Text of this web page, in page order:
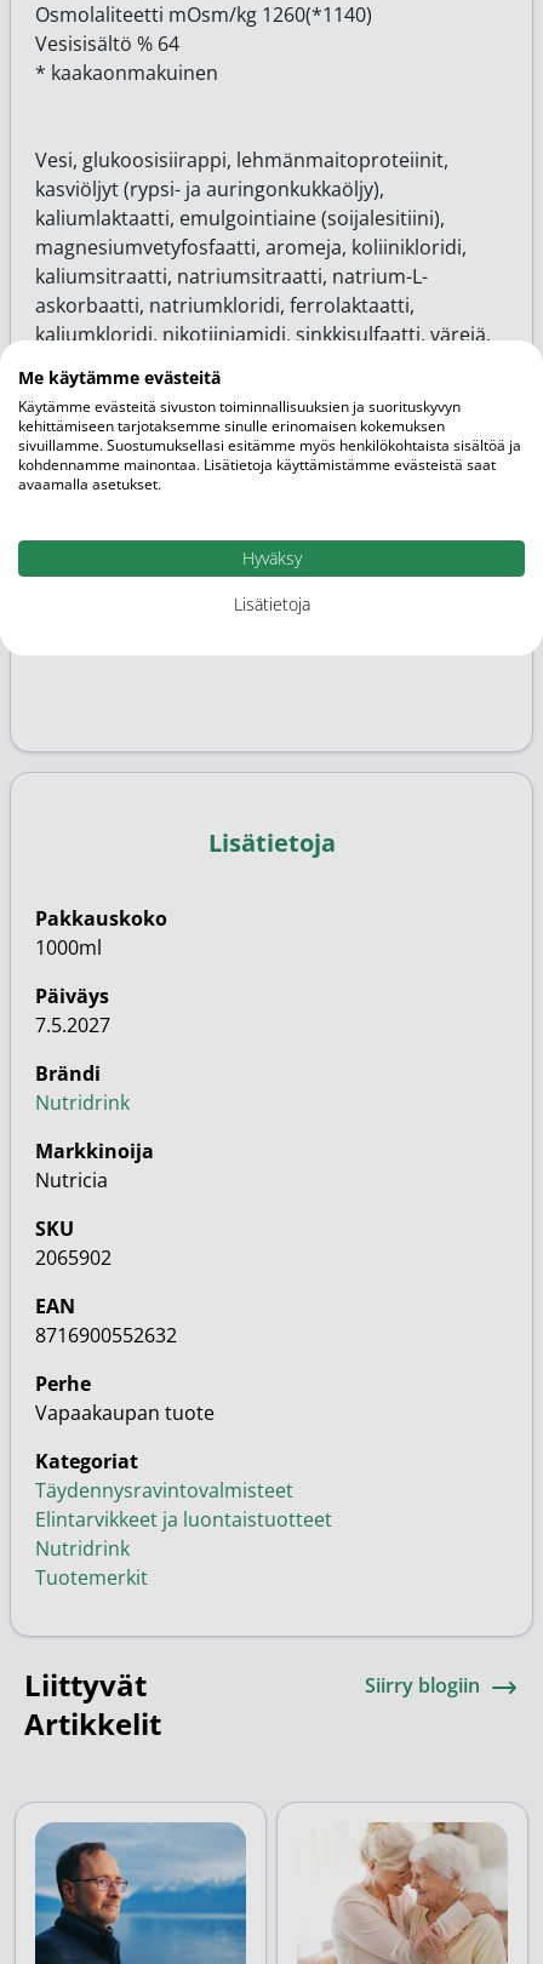
Osmolaliteetti mOsm/kg 1260(*1140)
Vesisisältö % 64
* kaakaonmakuinen
Vesi, glukoosisiirappi, lehmänmaitoproteiinit,
kasviöljyt (rypsi- ja auringonkukkaöljy),
kaliumlaktaatti, emulgointiaine (soijalesitiini),
magnesiumvetyfosfaatti, aromeja, koliinikloridi,
kaliumsitraatti, natriumsitraatti, natrium-L-
askorbaatti, natriumkloridi, ferrolaktaatti,
kaliumkloridi, nikotiiniamidi, sinkkisulfaatti, värejä,
kupariglukonaatti, natriumseleniitti,
mangaanisulfaatti, kalsium D-pantotenaatti,
kromikloridi, D-biotiini, kolekalsiferoli,
tiamiinihydrokloridi,
pyridoksiinihydrokloridi, natriummolybdaatti,
riboflaviini, natriumfluoridi, kaliumjodidi,
fytomenadioni, syanokobalamiini. kaakao, suklaa-
Lisätietoja
Pakkauskoko
1000ml
Päiväys
7.5.2027
Brändi
Nutridrink
Markkinoija
Nutricia
SKU
2065902
EAN
8716900552632
Perhe
Vapaakaupan tuote
Kategoriat
Täydennysravintovalmisteet
Elintarvikkeet ja luontaistuotteet
Nutridrink
Tuotemerkit
Liittyvät
Artikkelit
Siirry blogiin
Me käytämme evästeitä
Käytämme evästeitä sivuston toiminnallisuuksien ja suorituskyvyn
kehittämiseen tarjotaksemme sinulle erinomaisen kokemuksen
sivuillamme. Suostumuksellasi esitämme myös henkilökohtaista sisältöä ja
kohdennamme mainontaa. Lisätietoja käyttämistämme evästeistä saat
avaamalla asetukset.
Hyväksy
Lisätietoja